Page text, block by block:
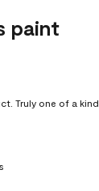
paint
Truly one of a kind.